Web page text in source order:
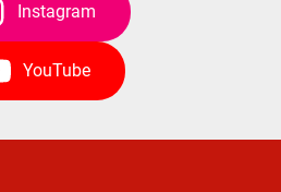
Instagram
YouTube